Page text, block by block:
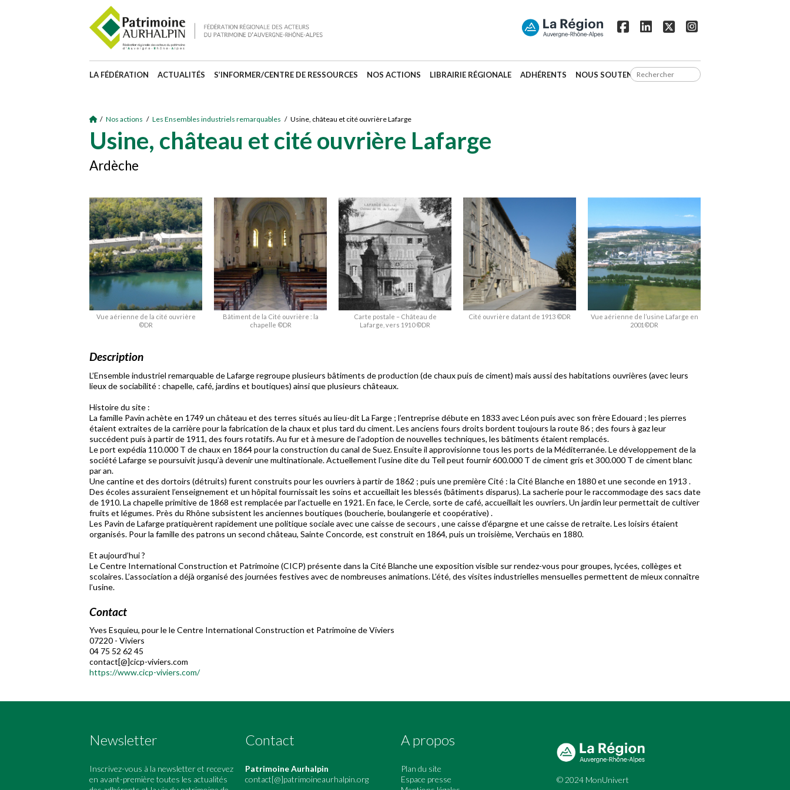
LA FÉDÉRATION ACTUALITÉS S’INFORMER/CENTRE DE RESSOURCES NOS ACTIONS LIBRAIRIE RÉGIONALE ADHÉRENTS NOUS SOUTENIR
/ Nos actions / Les Ensembles industriels remarquables / Usine, château et cité ouvrière Lafarge
Usine, château et cité ouvrière Lafarge
Ardèche
Vue aérienne de la cité ouvrière
©DR
Bâtiment de la Cité ouvrière : la
chapelle ©DR
Carte postale – Château de
Lafarge, vers 1910 ©DR
Cité ouvrière datant de 1913 ©DR
Vue aérienne de l’usine Lafarge en
2001©DR
Description
L’Ensemble industriel remarquable de Lafarge regroupe plusieurs bâtiments de production (de chaux puis de ciment) mais aussi des habitations ouvrières (avec leurs
lieux de sociabilité : chapelle, café, jardins et boutiques) ainsi que plusieurs châteaux.
Histoire du site :
La famille Pavin achète en 1749 un château et des terres situés au lieu-dit La Farge ; l’entreprise débute en 1833 avec Léon puis avec son frère Edouard ; les pierres
étaient extraites de la carrière pour la fabrication de la chaux et plus tard du ciment. Les anciens fours droits bordent toujours la route 86 ; des fours à gaz leur
succédent puis à partir de 1911, des fours rotatifs. Au fur et à mesure de l’adoption de nouvelles techniques, les bâtiments étaient remplacés.
Le port expédia 110.000 T de chaux en 1864 pour la construction du canal de Suez. Ensuite il approvisionne tous les ports de la Méditerranée. Le développement de la
société Lafarge se poursuivit jusqu’à devenir une multinationale. Actuellement l’usine dite du Teil peut fournir 600.000 T de ciment gris et 300.000 T de ciment blanc
par an.
Une cantine et des dortoirs (détruits) furent construits pour les ouvriers à partir de 1862 ; puis une première Cité : la Cité Blanche en 1880 et une seconde en 1913 .
Des écoles assuraient l’enseignement et un hôpital fournissait les soins et accueillait les blessés (bâtiments disparus). La sacherie pour le raccommodage des sacs date
de 1910. La chapelle primitive de 1868 est remplacée par l’actuelle en 1921. En face, le Cercle, sorte de café, accueillait les ouvriers. Un jardin leur permettait de cultiver
fruits et légumes. Près du Rhône subsistent les anciennes boutiques (boucherie, boulangerie et coopérative) .
Les Pavin de Lafarge pratiquèrent rapidement une politique sociale avec une caisse de secours , une caisse d’épargne et une caisse de retraite. Les loisirs étaient
organisés. Pour la famille des patrons un second château, Sainte Concorde, est construit en 1864, puis un troisième, Verchaüs en 1880.
Et aujourd’hui ?
Le Centre International Construction et Patrimoine (CICP) présente dans la Cité Blanche une exposition visible sur rendez-vous pour groupes, lycées, collèges et
scolaires. L’association a déjà organisé des journées festives avec de nombreuses animations. L’été, des visites industrielles mensuelles permettent de mieux connaître
l’usine.
Contact
Yves Esquieu, pour le le Centre International Construction et Patrimoine de Viviers
07220 - Viviers
04 75 52 62 45
contact[@]cicp-viviers.com
https://www.cicp-viviers.com/
Newsletter
Inscrivez-vous à la newsletter et recevez
en avant-première toutes les actualités
Contact
Patrimoine Aurhalpin
contact[@]patrimoineaurhalpin.org
A propos
Plan du site
Espace presse
© 2024 MonUnivert